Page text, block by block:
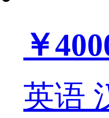
￥
英语